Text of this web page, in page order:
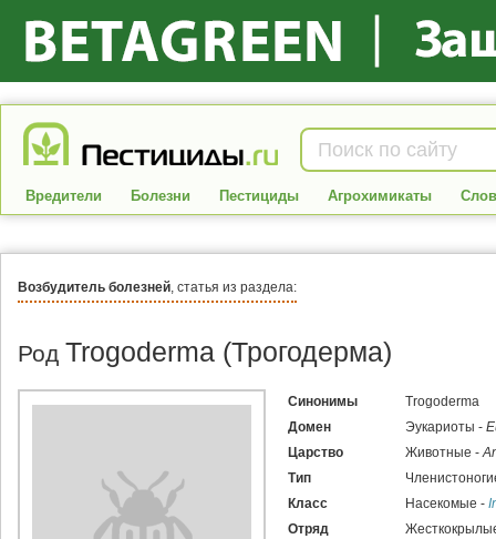
Вредители Болезни Пестициды Агрохимикаты
Возбудитель болезней, статья из раздела:
Род Trogoderma (Трогодерма)
Синонимы
Trogoderma
Домен
Эукариоты -
Царство
Животные -
Тип
Класс
Насекомые -
Отряд